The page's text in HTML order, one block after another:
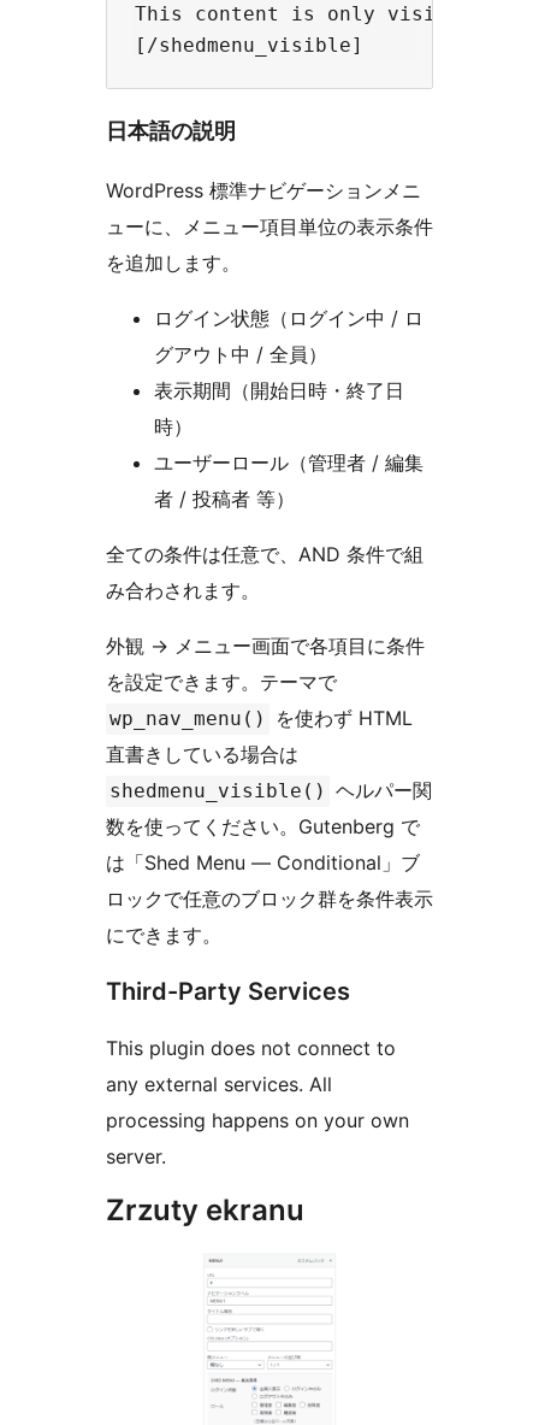
This content is only visible to
日本語の説明
WordPress 標準ナビゲーションメニ
ューに、メニュー項目単位の表示条件
を追加します。
ログイン状態（ログイン中 / ロ
グアウト中 / 全員）
表示期間（開始日時・終了日
時）
ユーザーロール（管理者 / 編集
者 / 投稿者 等）
全ての条件は任意で、AND 条件で組
み合わされます。
外観 → メニュー画面で各項目に条件
を設定できます。テーマで
wp_nav_menu()
を使わず HTML
直書きしている場合は
shedmenu_visible() ヘルパー関
数を使ってください。Gutenberg で
は「Shed Menu — Conditional」ブ
ロックで任意のブロック群を条件表示
にできます。
Third-Party Services
This plugin does not connect to
any external services. All
processing happens on your own
server.
Zrzuty ekranu